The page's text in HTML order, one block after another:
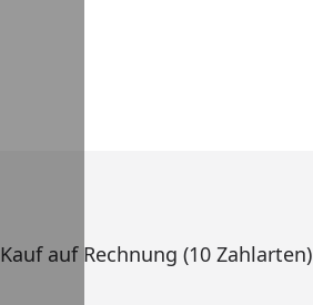
Kauf auf Rechnung (10 Zahlarten)